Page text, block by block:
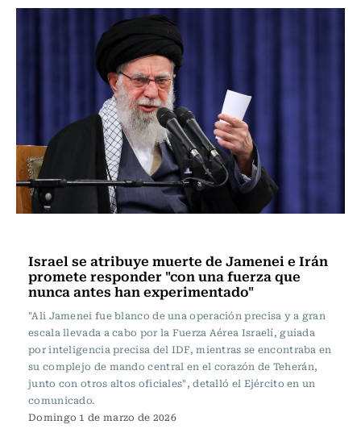
Israel se atribuye muerte de Jamenei e Irán
promete responder "con una fuerza que
nunca antes han experimentado"
"Ali Jamenei fue blanco de una operación precisa y a gran
escala llevada a cabo por la Fuerza Aérea Israelí, guiada
por inteligencia precisa del IDF, mientras se encontraba en
su complejo de mando central en el corazón de Teherán,
junto con otros altos oficiales", detalló el Ejército en un
comunicado.
Domingo 1 de marzo de 2026